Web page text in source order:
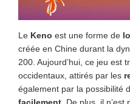
Le Keno est une forme de
créée en Chine durant la
200. Aujourd’hui, ce jeu est
occidentaux, attirés par les
également par la possibilité